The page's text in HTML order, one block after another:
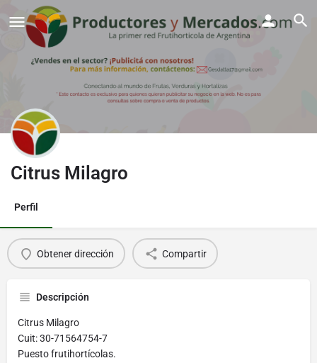
Citrus Milagro
Perfil
Obtener dirección Compartir
Descripción
Citrus Milagro
Cuit: 30-71564754-7
Puesto frutihortícolas.